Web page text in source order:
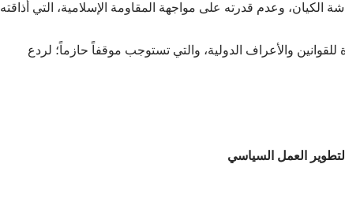
الكيان، وعدم قدرته على مواجهة المقاومة الإسلامية، التي أذاقته
للقوانين والأعراف الدولية، والتي تستوجب موقفاً حازماً؛ لردع
العمل السياسي